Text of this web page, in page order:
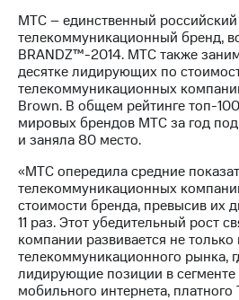
МТС – единственный российский
телекоммуникационный бренд,
BRANDZ™-2014. МТС также
десятке лидирующих по
телекоммуникационных
Brown. В общем рейтинге топ-
мировых брендов МТС за год
и заняла 80 место.
«МТС опередила средние
телекоммуникационных
стоимости бренда, превысив их
11 раз. Этот убедительный рост
компании развивается не только
телекоммуникационного рынка,
лидирующие позиции в сегменте
мобильного интернета, платного